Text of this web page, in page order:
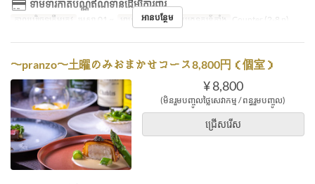
ទាមទារកាត់ប័ណ្ណឥណទានដើម្បីការពារ
កាលបរិច្ឆេទត្រឹមត្រូវ មេសា 01 ~ អាហារ អាហារឡ ប្រភេទកន្រ្ត័តាំង Counter (2-8 p)
អានបន្ថែម
〜pranzo〜土曜のみおまかせコース8,800円（個室）
¥ 8,800
(មិនរួមបញ្ចូលថ្លៃសេវាកម្ម / ពន្ធរួមបញ្ចូល)
ជ្រើសរើស